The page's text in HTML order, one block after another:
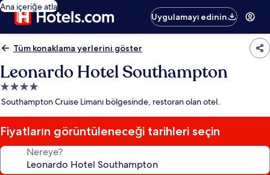
Ana içeriğe atla
Uygulamayı edinin
Tüm konaklama yerlerini göster
Leonardo Hotel Southampton
4.0
yıldızlı
yeri
Southampton Cruise Limanı bölgesinde, restoran olan otel.
Fiyatların görüntüleneceği tarihleri seçin
Nereye?